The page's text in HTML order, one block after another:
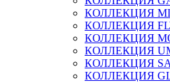
КОЛЛЕКЦИЯ
КОЛЛЕКЦИЯ
КОЛЛЕКЦИЯ
КОЛЛЕКЦИЯ
КОЛЛЕКЦИЯ
КОЛЛЕКЦИЯ